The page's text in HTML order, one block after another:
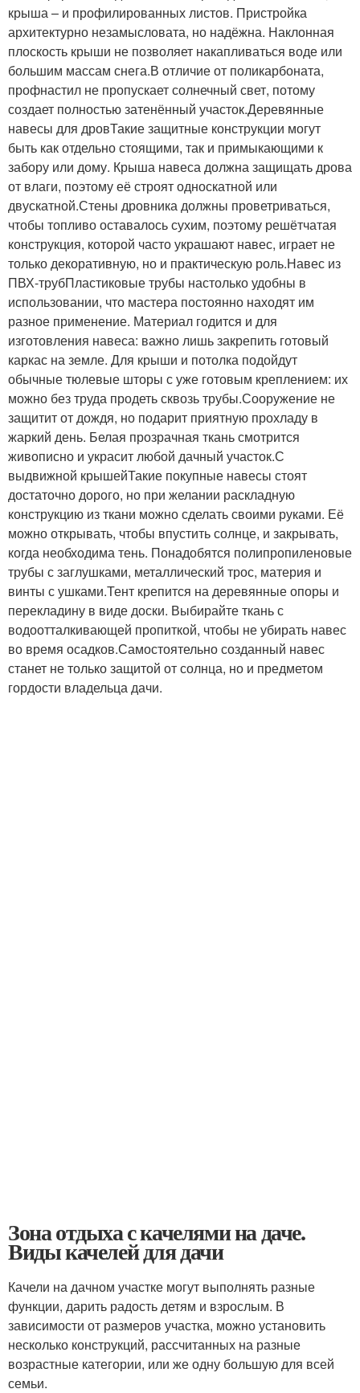
крыша – и профилированных листов. Пристройка
архитектурно незамысловата, но надёжна. Наклонная
плоскость крыши не позволяет накапливаться воде или
большим массам снега.В отличие от поликарбоната,
профнастил не пропускает солнечный свет, потому
создает полностью затенённый участок.Деревянные
навесы для дровТакие защитные конструкции могут
быть как отдельно стоящими, так и примыкающими к
забору или дому. Крыша навеса должна защищать дрова
от влаги, поэтому её строят односкатной или
двускатной.Стены дровника должны проветриваться,
чтобы топливо оставалось сухим, поэтому решётчатая
конструкция, которой часто украшают навес, играет не
только декоративную, но и практическую роль.Навес из
ПВХ-трубПластиковые трубы настолько удобны в
использовании, что мастера постоянно находят им
разное применение. Материал годится и для
изготовления навеса: важно лишь закрепить готовый
каркас на земле. Для крыши и потолка подойдут
обычные тюлевые шторы с уже готовым креплением: их
можно без труда продеть сквозь трубы.Сооружение не
защитит от дождя, но подарит приятную прохладу в
жаркий день. Белая прозрачная ткань смотрится
живописно и украсит любой дачный участок.С
выдвижной крышейТакие покупные навесы стоят
достаточно дорого, но при желании раскладную
конструкцию из ткани можно сделать своими руками. Её
можно открывать, чтобы впустить солнце, и закрывать,
когда необходима тень. Понадобятся полипропиленовые
трубы с заглушками, металлический трос, материя и
винты с ушками.Тент крепится на деревянные опоры и
перекладину в виде доски. Выбирайте ткань с
водоотталкивающей пропиткой, чтобы не убирать навес
во время осадков.Самостоятельно созданный навес
станет не только защитой от солнца, но и предметом
гордости владельца дачи.
Зона отдыха с качелями на даче.
Виды качелей для дачи
Качели на дачном участке могут выполнять разные
функции, дарить радость детям и взрослым. В
зависимости от размеров участка, можно установить
несколько конструкций, рассчитанных на разные
возрастные категории, или же одну большую для всей
семьи.